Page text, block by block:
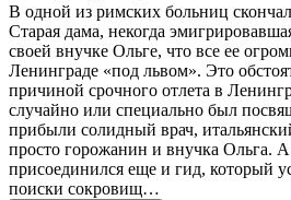
В одной из римских больниц
Старая дама, некогда
своей внучке Ольге, что все ее
Ленинграде «под львом». Это
причиной срочного отлета в
случайно или специально был
прибыли солидный врач,
просто горожанин и внучка Ольга.
присоединился еще и гид, который
поиски сокровищ…